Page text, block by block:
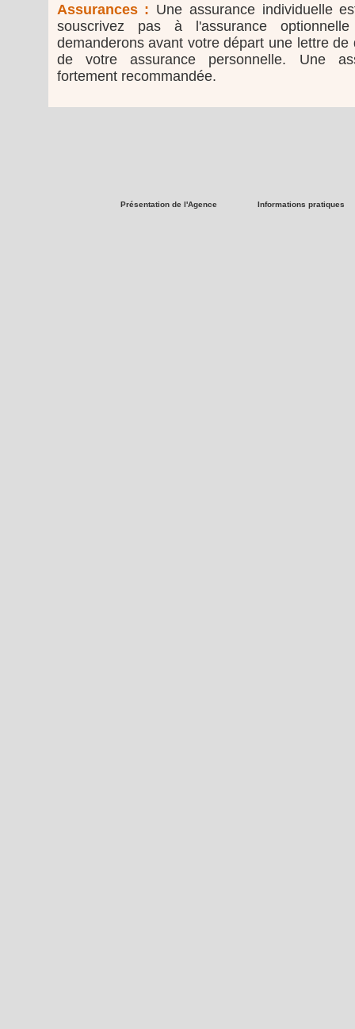
Assurances : Une assurance individuelle
souscrivez pas à l'assurance
demanderons avant votre départ une lettre
de votre assurance personnelle. Une
fortement recommandée.
Présentation de l'Agence Informations pratiques